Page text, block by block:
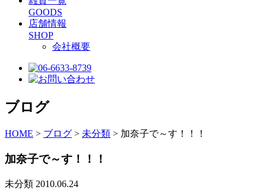
GOODS
店舗情報
SHOP
会社概要
ブログ
HOME > ブログ > 未分類 > 加奈子で～す！！！
加奈子で～す！！！
未分類 2010.06.24